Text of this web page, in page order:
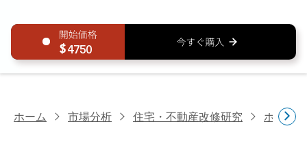
4750
ホーム 市場分析 住宅・不動産改修研究 ホーム